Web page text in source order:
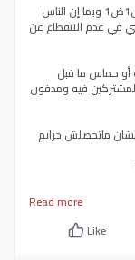
كاستعداد لعرض آخر موسم من ATTACK ON TITAN ض1ض1 وبما إن الناس
في عدم الانقطاع عن
أو حماس ما قبل
فيه ومدفون
ماتحصلش جرايم
مسومس مع أحد
قانوني بترجمة
Read more
Like